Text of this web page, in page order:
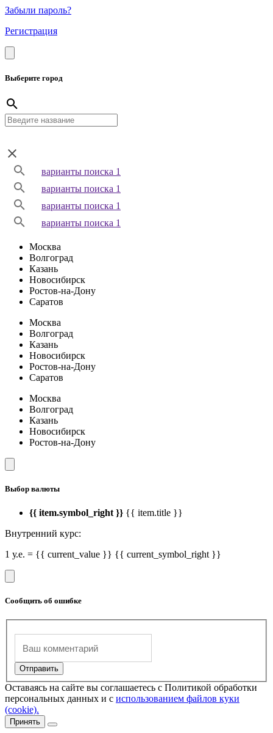
Забыли пароль?
Регистрация
Выберите город
варианты поиска 1
варианты поиска 1
варианты поиска 1
варианты поиска 1
Москва
Волгоград
Казань
Новосибирск
Ростов-на-Дону
Саратов
Москва
Волгоград
Казань
Новосибирск
Ростов-на-Дону
Саратов
Москва
Волгоград
Казань
Новосибирск
Ростов-на-Дону
Выбор валюты
{{ item.symbol_right }} {{ item.title }}
Внутренний курс:
1 у.е. = {{ current_value }} {{ current_symbol_right }}
Сообщить об ошибке
Оставаясь на сайте вы соглашаетесь с Политикой обработки
персональных данных и с использованием файлов куки
(cookie).
Принять